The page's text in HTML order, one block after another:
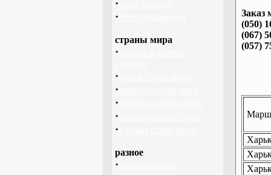
·
·
страны мира
·
·
·
·
·
·
разное
·
Заказ
(050)
(067)
(057)